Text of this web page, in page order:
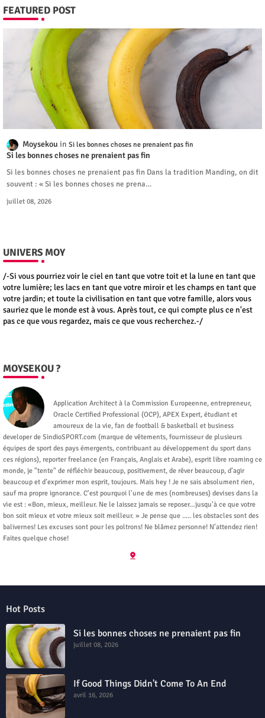
FEATURED POST
Moysekou Si les bonnes choses ne prenaient pas fin
Si les bonnes choses ne prenaient pas fin
Si les bonnes choses ne prenaient pas fin Dans la tradition Manding, on dit
souvent : « Si les bonnes choses ne prena…
juillet 08, 2026
UNIVERS MOY
/-Si vous pourriez voir le ciel en tant que votre toit et la lune en tant que
votre lumière; les lacs en tant que votre miroir et les champs en tant que
votre jardin; et toute la civilisation en tant que votre famille, alors vous
sauriez que le monde est à vous. Après tout, ce qui compte plus ce n'est
pas ce que vous regardez, mais ce que vous recherchez.-/
MOYSEKOU ?
Application Architect à la Commission Europeenne, entrepreneur,
Oracle Certified Professional (OCP), APEX Expert, étudiant et
amoureux de la vie, fan de football & basketball et business
developer de SindioSPORT.com (marque de vêtements, fournisseur de plusieurs
équipes de sport des pays émergents, contribuant au développement du sport dans
ces régions), reporter freelance (en Français, Anglais et Arabe), esprit libre roaming ce
monde, je "tente" de réfléchir beaucoup, positivement, de rêver beaucoup, d’agir
beaucoup et d’exprimer mon esprit, toujours. Mais hey ! Je ne sais absolument rien,
sauf ma propre ignorance. C'est pourquoi l'une de mes (nombreuses) devises dans la
vie est : «Bon, mieux, meilleur. Ne le laissez jamais se reposer…jusqu'à ce que votre
bon soit mieux et votre mieux soit meilleur. » Je pense que ..... les obstacles sont des
balivernes! Les excuses sont pour les poltrons! Ne blâmez personne! N’attendez rien!
Faites quelque chose!
Hot Posts
Si les bonnes choses ne prenaient pas fin
juillet 08, 2026
If Good Things Didn't Come To An End
avril 16, 2026